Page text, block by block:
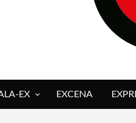
D’BALDOMEROS
MARSHALL FLASH
JOFRE BARDAGÍ EN EXVITA
EX EXCENA